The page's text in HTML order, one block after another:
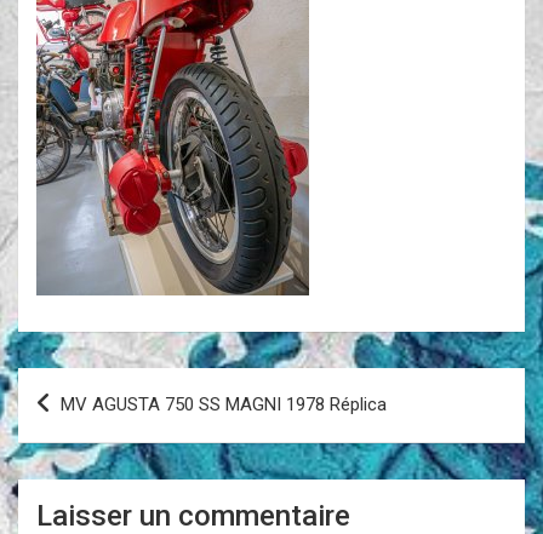
Navigation
de
l’article
MV AGUSTA 750 SS MAGNI 1978 Réplica
Laisser un commentaire